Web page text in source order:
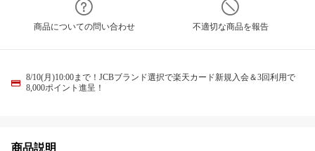
商品についての問い合わせ 不適切な商品を報告
8/10(月)10:00まで！JCBブランド選択で楽天カード新規入会＆3回利用で
8,000ポイント進呈！
商品説明